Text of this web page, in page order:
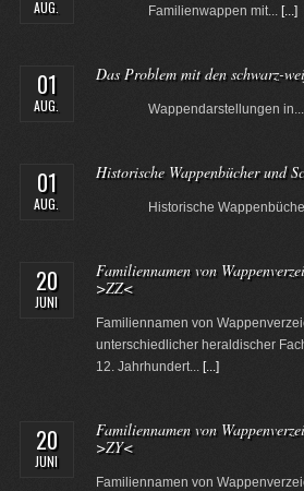
AUG. Familienwappen mit... [...]
01
AUG.
Das Problem mit den schwarz-
Wappendarstellungen in...
01
AUG.
Historische Wappenbücher und
Historische
20
JUNI
Familiennamen von
>ZZ<
Familiennamen von
unterschiedlicher heraldischer
12. Jahrhundert... [...]
20
JUNI
Familiennamen von
>ZY<
Familiennamen von